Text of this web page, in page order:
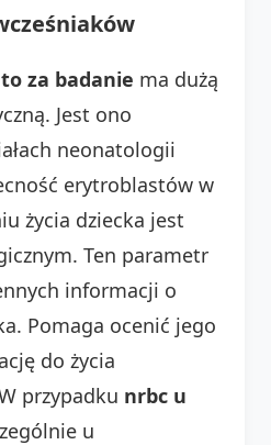
to za badanie ma dużą
Jest ono
neonatologii
erytroblastów w
życia dziecka jest
Ten parametr
informacji o
Pomaga ocenić jego
do życia
przypadku nrbc u
u